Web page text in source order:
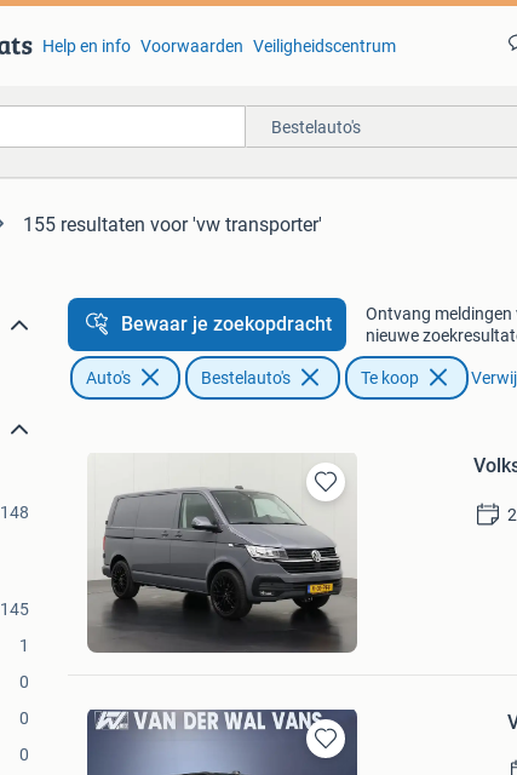
Help en info Voorwaarden Veiligheidscentrum
Bestelauto's
155 resultaten voor 'vw transporter'
148
145
1
0
0
0
Bewaar je zoekopdracht
Ontvang meldingen
nieuwe
Auto's Bestelauto's Te koop
Bewaren
in
Mijn
Favorieten
Dutchvans.com
Barneveld
Bezoek website
Bewaren